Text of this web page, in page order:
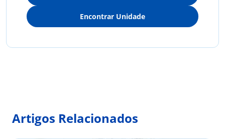
Encontrar Unidade
Artigos Relacionados